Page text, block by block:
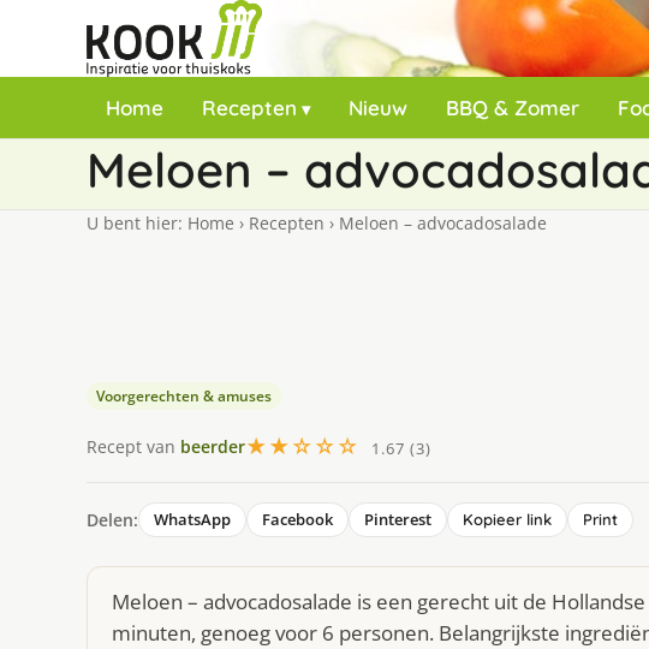
Home Recepten Nieuw BBQ & Zomer
Meloen –
U bent hier: Home › Recepten › Meloen – advocadosalade
Voorgerechten & amuses
Recept van beerder★★☆☆☆ 1.67 (3)
Delen: WhatsApp Facebook Pinterest Kopieer link Print
Meloen – advocadosalade is een gerecht uit de
minuten, genoeg voor 6 personen. Belangrijkste